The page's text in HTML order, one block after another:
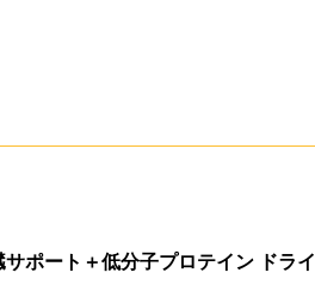
ポート＋低分子プロテイン ドライ